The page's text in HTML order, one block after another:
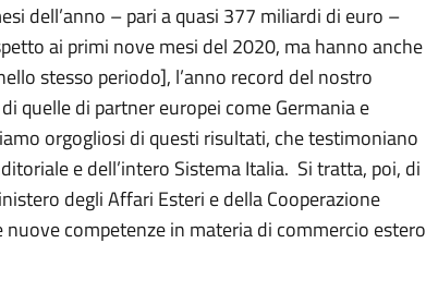
dell’anno – pari a quasi 377 miliardi di euro –
ai primi nove mesi del 2020, ma hanno anche
stesso periodo], l’anno record del nostro
quelle di partner europei come Germania e
orgogliosi di questi risultati, che testimoniano
e dell’intero Sistema Italia. Si tratta, poi, di
degli Affari Esteri e della Cooperazione
competenze in materia di commercio estero